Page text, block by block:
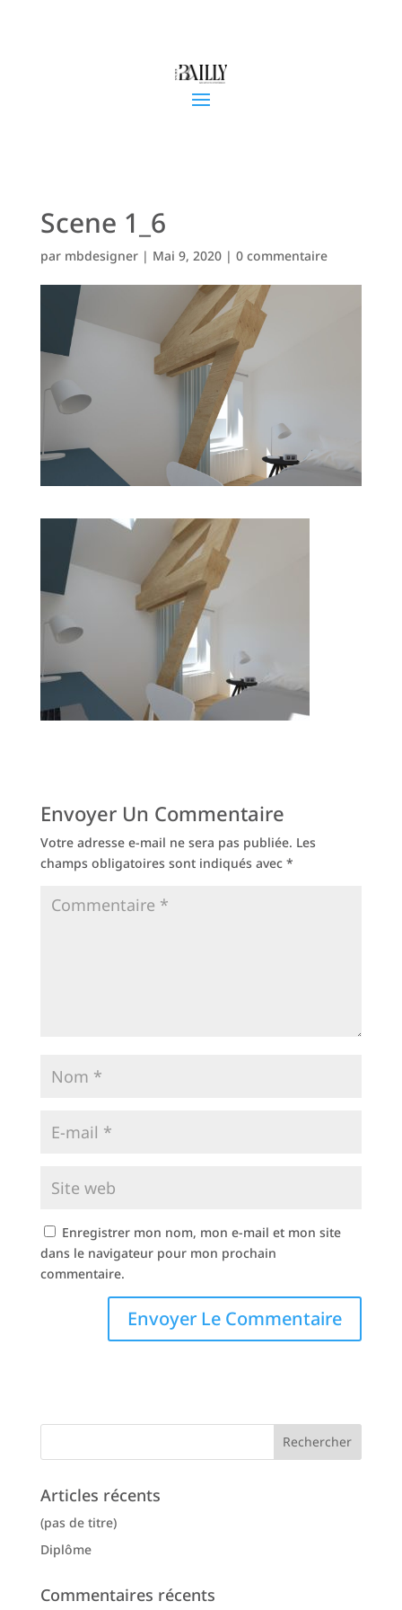
Scene 1_6
par mbdesigner| Mai 9, 2020| 0 commentaire
Envoyer Un Commentaire
Votre adresse e-mail ne sera pas publiée. Les
champs obligatoires sont indiqués avec *
Enregistrer mon nom, mon e-mail et mon site
dans le navigateur pour mon prochain
commentaire.
Articles récents
(pas de titre)
Diplôme
Commentaires récents